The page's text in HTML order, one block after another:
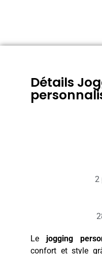
Détails
2
Le jogging
confort et style